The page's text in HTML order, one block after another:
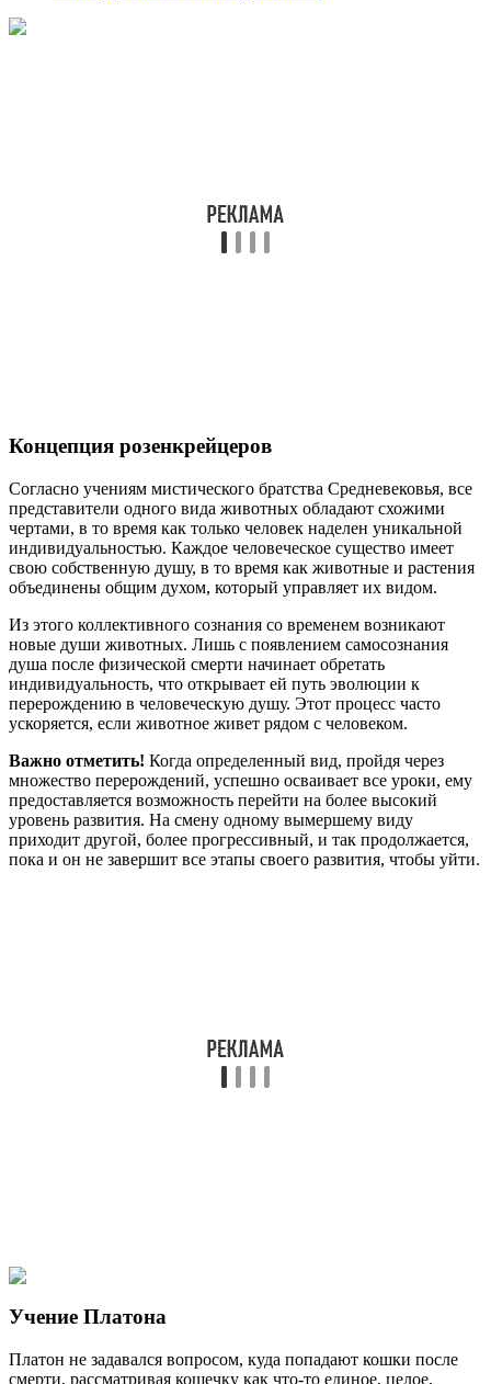
Концепция розенкрейцеров
Согласно учениям мистического братства Средневековья, все
представители одного вида животных обладают схожими
чертами, в то время как только человек наделен уникальной
индивидуальностью. Каждое человеческое существо имеет
свою собственную душу, в то время как животные и растения
объединены общим духом, который управляет их видом.
Из этого коллективного сознания со временем возникают
новые души животных. Лишь с появлением самосознания
душа после физической смерти начинает обретать
индивидуальность, что открывает ей путь эволюции к
перерождению в человеческую душу. Этот процесс часто
ускоряется, если животное живет рядом с человеком.
Важно отметить! Когда определенный вид, пройдя через
множество перерождений, успешно осваивает все уроки, ему
предоставляется возможность перейти на более высокий
уровень развития. На смену одному вымершему виду
приходит другой, более прогрессивный, и так продолжается,
пока и он не завершит все этапы своего развития, чтобы уйти.
Учение Платона
Платон не задавался вопросом, куда попадают кошки после
смерти, рассматривая кошечку как что-то единое, целое,